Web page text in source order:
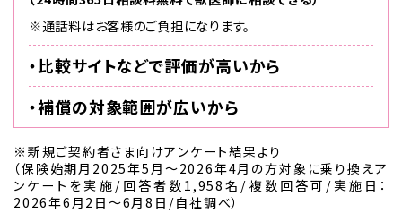
※通話料はお客様のご負担になります。
・比較サイトなどで評価が高いから
・補償の対象範囲が広いから
※新規ご契約者さま向けアンケート結果より
（保険始期月2025年5月～2026年4月の方対象に乗り換えア
ンケートを実施/回答者数1,958名/複数回答可/実施日：
2026年6月2日～6月8日/自社調べ）